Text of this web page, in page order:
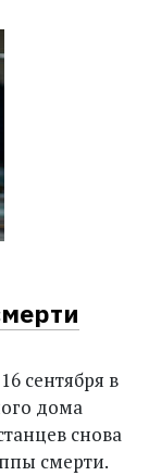
сентября в
дома
снова
смерти.